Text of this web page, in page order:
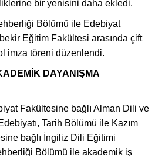
bir yenisini daha ekledi.
Bölümü ile Edebiyat
Eğitim Fakültesi arasında çift
imza töreni düzenlendi.
DAYANIŞMA
Fakültesine bağlı Alman Dili ve
Tarih Bölümü ile Kazım
bağlı İngiliz Dili Eğitimi
Bölümü ile akademik iş